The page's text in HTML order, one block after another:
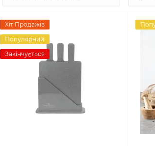
Хіт Продажів
Популярний
Закінчується